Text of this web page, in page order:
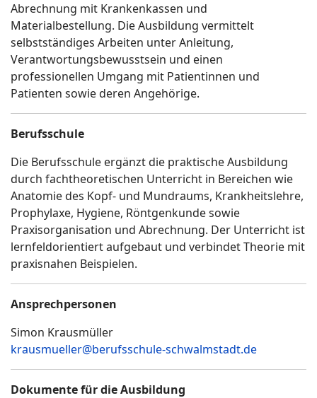
Abrechnung mit Krankenkassen und
Materialbestellung. Die Ausbildung vermittelt
selbstständiges Arbeiten unter Anleitung,
Verantwortungsbewusstsein und einen
professionellen Umgang mit Patientinnen und
Patienten sowie deren Angehörige.
Berufsschule
Die Berufsschule ergänzt die praktische Ausbildung
durch fachtheoretischen Unterricht in Bereichen wie
Anatomie des Kopf- und Mundraums, Krankheitslehre,
Prophylaxe, Hygiene, Röntgenkunde sowie
Praxisorganisation und Abrechnung. Der Unterricht ist
lernfeldorientiert aufgebaut und verbindet Theorie mit
praxisnahen Beispielen.
Ansprechpersonen
Simon Krausmüller
krausmueller@berufsschule-schwalmstadt.de
Dokumente für die Ausbildung